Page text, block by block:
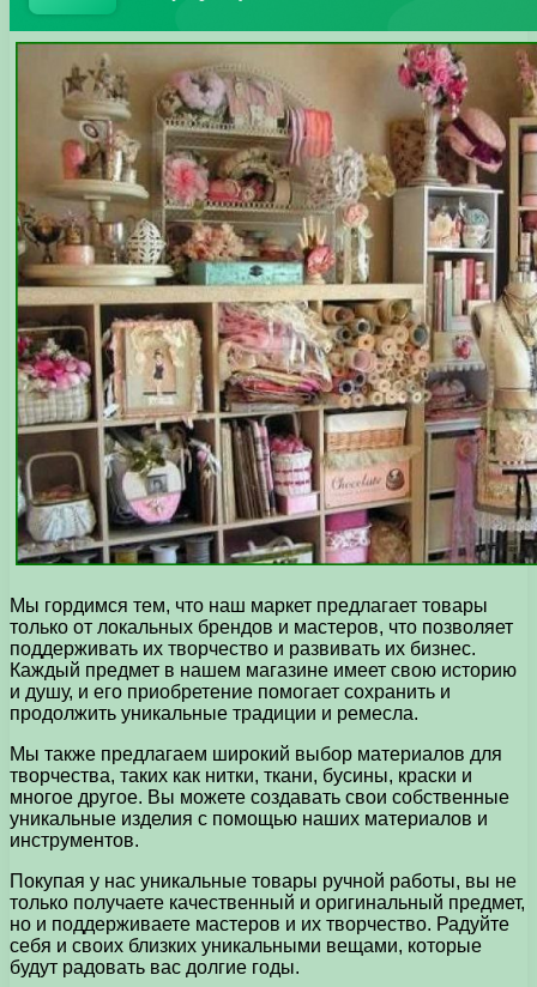
Мы гордимся тем, что наш маркет предлагает товары
только от локальных брендов и мастеров, что позволяет
поддерживать их творчество и развивать их бизнес.
Каждый предмет в нашем магазине имеет свою историю
и душу, и его приобретение помогает сохранить и
продолжить уникальные традиции и ремесла.
Мы также предлагаем широкий выбор материалов для
творчества, таких как нитки, ткани, бусины, краски и
многое другое. Вы можете создавать свои собственные
уникальные изделия с помощью наших материалов и
инструментов.
Покупая у нас уникальные товары ручной работы, вы не
только получаете качественный и оригинальный предмет,
но и поддерживаете мастеров и их творчество. Радуйте
себя и своих близких уникальными вещами, которые
будут радовать вас долгие годы.